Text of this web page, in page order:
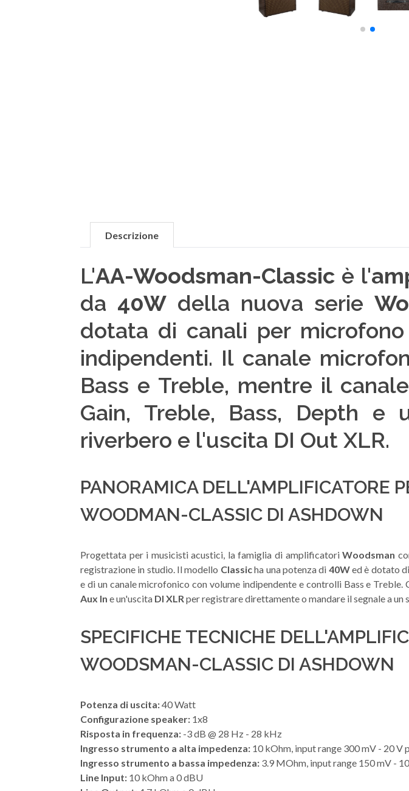
Descrizione
L'AA-Woodsman-Classic è l'
da 40W della nuova serie
dotata di canali per
indipendenti. Il canale
Bass e Treble, mentre il
Gain, Treble, Bass, Depth e
riverbero e l'uscita DI Out XLR.
PANORAMICA DELL'AMPLIFICATORE
WOODMAN-CLASSIC DI ASHDOWN
Progettata per i musicisti acustici, la famiglia di amplificatoriWoodsman
registrazione in studio. Il modello Classicha una potenza di 40Wed è dotato
e di un canale microfonico con volume indipendente e controlli Bass e
Aux In e un'uscita DI XLR per registrare direttamente o mandare il segnale a un
SPECIFICHE TECNICHE
WOODSMAN-CLASSIC DI ASHDOWN
Potenza di uscita:40 Watt
Configurazione speaker: 1x8
Risposta in frequenza: -3 dB @ 28 Hz - 28 kHz
Ingresso strumento a alta impedenza: 10 kOhm, input range 300 mV - 20 V
Ingresso strumento a bassa impedenza: 3.9 MOhm, input range 150 mV -
Line Input: 10 kOhm a 0 dBU